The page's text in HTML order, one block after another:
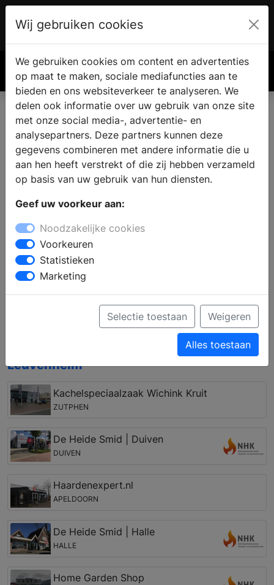
€ 0.00
Vind een haard of kachel in
Leuvenheim
Leuvenheim? Met een bezoek aan een
haardenspecialist vindt u zeker een haard die bij uw
woning, stijl en budget past. In de showroom kunt u
de verschillende mogelijkheden zelf ervaren en
professioneel advies vragen aan de deskundige
medewerkers. Zij helpen u graag bij het vinden en
installeren van een nieuwe haard, of dit nu een open
haard, gashaard, pellet kachel, elektrische haard of
Open haarden winkel in de regio
Leuvenheim
Kachelspeciaalzaak Wichink Kruit
ZUTPHEN
De Heide Smid | Duiven
DUIVEN
Haardenexpert.nl
APELDOORN
De Heide Smid | Halle
HALLE
Home Garden Shop
Wij gebruiken cookies
We gebruiken cookies om content en advertenties
op maat te maken, sociale mediafuncties aan te
bieden en ons websiteverkeer te analyseren. We
delen ook informatie over uw gebruik van onze site
met onze social media-, advertentie- en
analysepartners. Deze partners kunnen deze
gegevens combineren met andere informatie die u
aan hen heeft verstrekt of die zij hebben verzameld
op basis van uw gebruik van hun diensten.
Geef uw voorkeur aan:
Noodzakelijke cookies
Voorkeuren
Statistieken
Marketing
Selectie toestaan Weigeren
Alles toestaan